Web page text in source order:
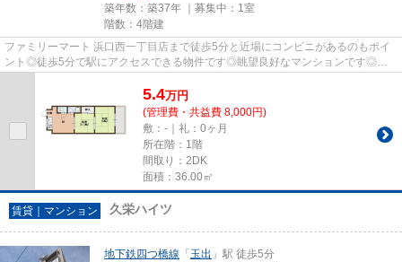
築年数：築37年 ｜募集中： 1室
階数：4階建
ファミリーマート 浜口西一丁目店まで徒歩5分と近場にコンビニがあるのもポイ
ント◎徒歩5分で駅にアクセスできる物件です◎眺望良好なマンションです◎こ
5.4万円
(管理費・共益費 8,000円)
敷：-｜礼：0ヶ月
所在階：1階
間取り：2DK
面積：36.00㎡
賃貸｜マンション 久栄ハイツ
地下鉄四つ橋線 「 玉出 」駅 徒歩5分